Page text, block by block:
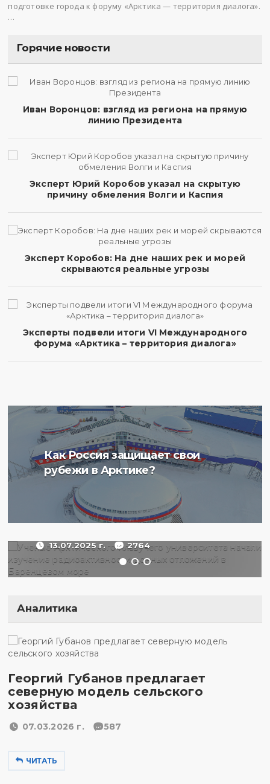
подготовке города к форуму «Арктика — территория диалога».
…
Горячие новости
Иван Воронцов: взгляд из региона на прямую
линию Президента
Эксперт Юрий Коробов указал на скрытую
причину обмеления Волги и Каспия
Эксперт Коробов: На дне наших рек и морей
скрываются реальные угрозы
Эксперты подвели итоги VI Международного
форума «Арктика – территория диалога»
Как Россия защищает свои
рубежи в Арктике?
Ученые Арктического
плавучего университета
радиоактивности донных
отложений в Баренцевом
13.07.2025 г. 2764
Аналитика
Георгий Губанов предлагает
северную модель сельского
хозяйства
07.03.2026 г. 587
ЧИТАТЬ